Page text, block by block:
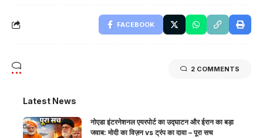
FACEBOOK
2 COMMENTS
Latest News
नोएडा इंटरनेशनल एयरपोर्ट का उद्घाटन और ईरान का बड़ा
जवाब: मोदी का विज़न vs ट्रंप का दावा – पूरा सच